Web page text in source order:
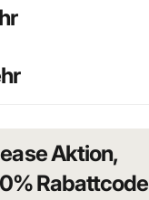
Aktion,
Rabattcode